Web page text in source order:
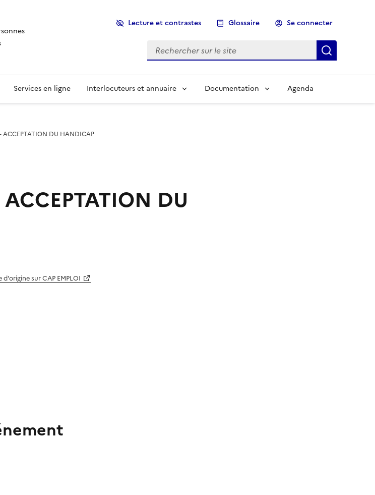
Lecture et contrastes Glossaire Se connecter
Rechercher sur le site
Services en ligne Interlocuteurs et annuaire Documentation Agenda
DU HANDICAP
DU
sur CAP EMPLOI
par courriel